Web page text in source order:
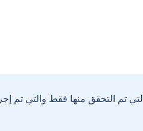
تم التحقق منها فقط والتي تم